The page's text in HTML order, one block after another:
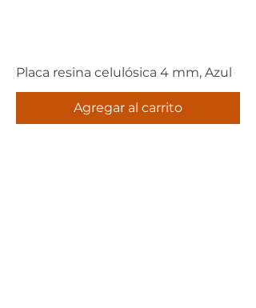
Placa resina celulósica 4 mm, Azul
Agregar al carrito